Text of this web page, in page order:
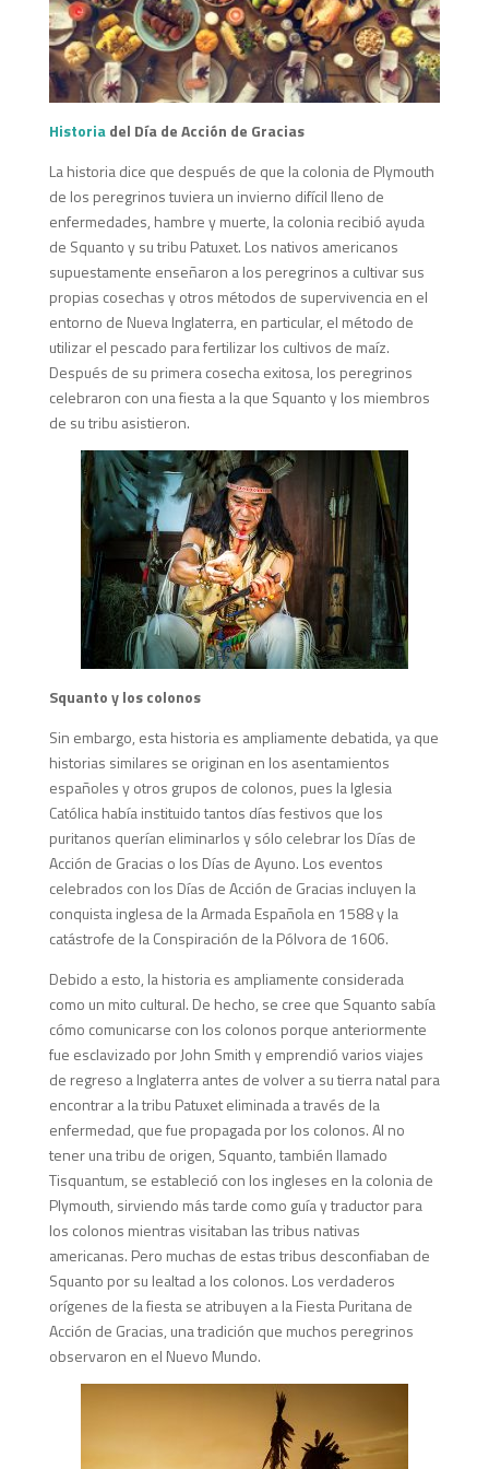
Historiadel Día de Acción de Gracias
La historia dice que después de que la colonia de Plymouth
de los peregrinos tuviera un invierno difícil lleno de
enfermedades, hambre y muerte, la colonia recibió ayuda
de Squanto y su tribu Patuxet. Los nativos americanos
supuestamente enseñaron a los peregrinos a cultivar sus
propias cosechas y otros métodos de supervivencia en el
entorno de Nueva Inglaterra, en particular, el método de
utilizar el pescado para fertilizar los cultivos de maíz.
Después de su primera cosecha exitosa, los peregrinos
celebraron con una fiesta a la que Squanto y los miembros
de su tribu asistieron.
Squanto y los colonos
Sin embargo, esta historia es ampliamente debatida, ya que
historias similares se originan en los asentamientos
españoles y otros grupos de colonos, pues la Iglesia
Católica había instituido tantos días festivos que los
puritanos querían eliminarlos y sólo celebrar los Días de
Acción de Gracias o los Días de Ayuno. Los eventos
celebrados con los Días de Acción de Gracias incluyen la
conquista inglesa de la Armada Española en 1588 y la
catástrofe de la Conspiración de la Pólvora de 1606.
Debido a esto, la historia es ampliamente considerada
como un mito cultural. De hecho, se cree que Squanto sabía
cómo comunicarse con los colonos porque anteriormente
fue esclavizado por John Smith y emprendió varios viajes
de regreso a Inglaterra antes de volver a su tierra natal para
encontrar a la tribu Patuxet eliminada a través de la
enfermedad, que fue propagada por los colonos. Al no
tener una tribu de origen, Squanto, también llamado
Tisquantum, se estableció con los ingleses en la colonia de
Plymouth, sirviendo más tarde como guía y traductor para
los colonos mientras visitaban las tribus nativas
americanas. Pero muchas de estas tribus desconfiaban de
Squanto por su lealtad a los colonos. Los verdaderos
orígenes de la fiesta se atribuyen a la Fiesta Puritana de
Acción de Gracias, una tradición que muchos peregrinos
observaron en el Nuevo Mundo.